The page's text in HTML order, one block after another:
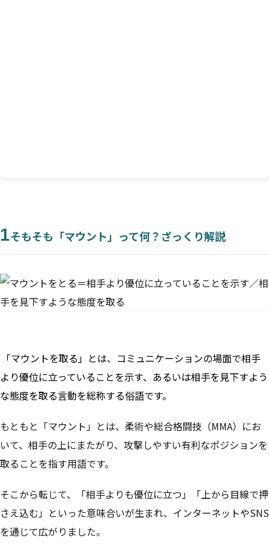
1そもそも「マウント」って何？ざっくり解説
「マウントを取る」とは、コミュニケーションの場面で相手
より優位に立っていることを示す、あるいは相手を見下すよう
な態度を取る言動を総称する俗語です。
もともと「マウント」とは、柔術や総合格闘技（MMA）にお
いて、相手の上にまたがり、攻撃しやすい有利なポジションを
取ることを指す用語です。
そこから転じて、「相手よりも優位に立つ」「上から目線で押
さえ込む」といった意味合いが生まれ、インターネットやSNS
を通じて広がりました。